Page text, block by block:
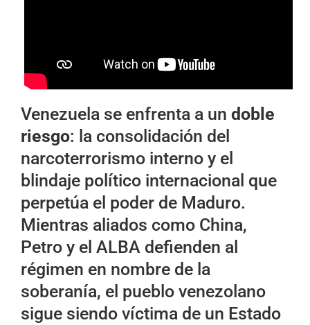
Venezuela se enfrenta a un doble
riesgo: la consolidación del
narcoterrorismo interno y el
blindaje político internacional que
perpetúa el poder de Maduro.
Mientras aliados como China,
Petro y el ALBA defienden al
régimen en nombre de la
soberanía, el pueblo venezolano
sigue siendo víctima de un Estado